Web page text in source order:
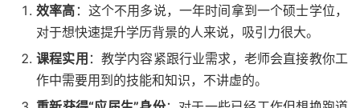
效率高 ：这个不用多说，一年时间拿到一个硕士学位，
对于想快速提升学历背景的人来说，吸引力很大。
课程实用 ：教学内容紧跟行业需求，老师会直接教你工
作中需要用到的技能和知识，不讲虚的。